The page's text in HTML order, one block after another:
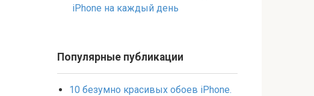
iPhone на каждый день
Популярные публикации
10 безумно красивых обоев iPhone.